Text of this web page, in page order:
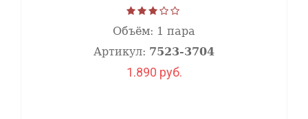
Объём: 1 пара
Артикул: 7523-3704
1.890 руб.